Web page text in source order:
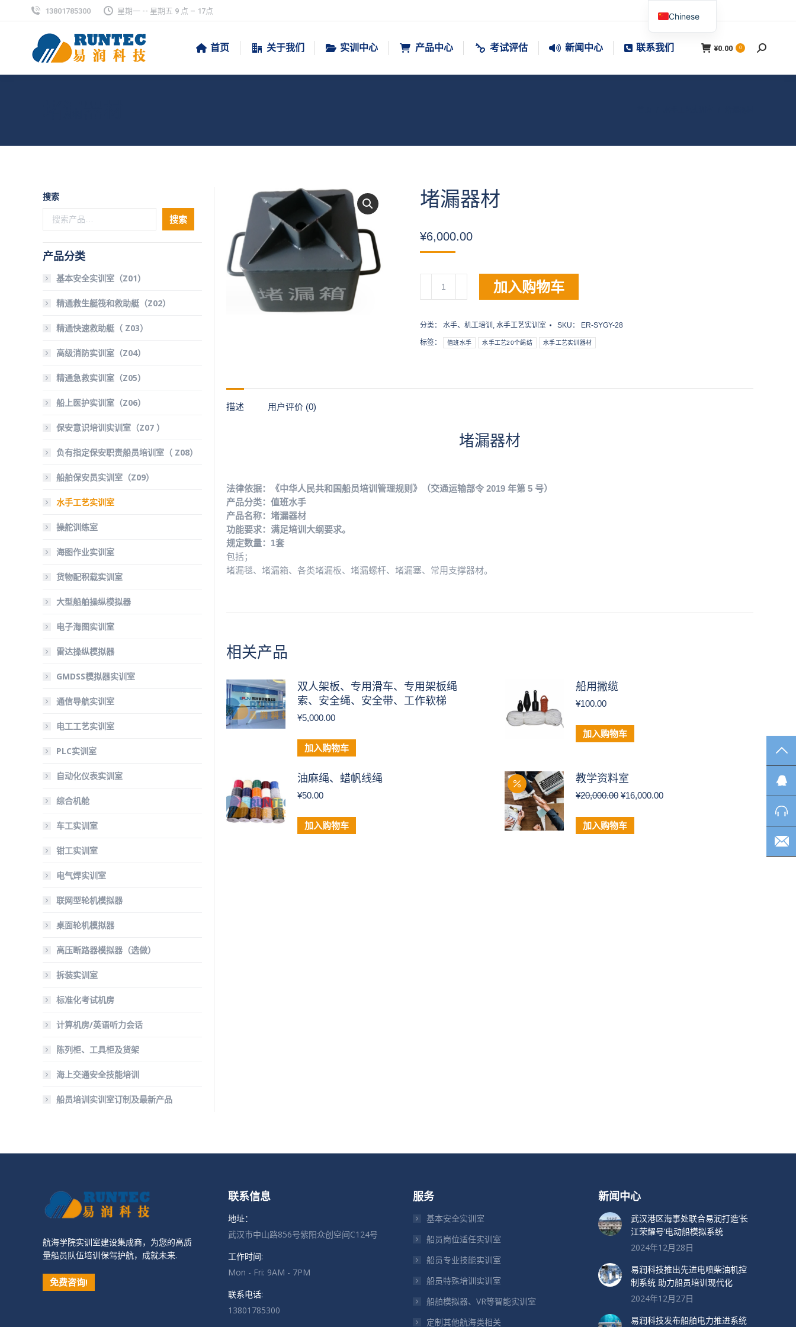
13801785300 星期一 -- 星期五 9 点 – 17点
首页 关于我们 实训中心 产品中心 考试评估 新闻中心 联系我们 ¥0.00 0
搜
堵漏器材
¥6,000.00
材
量
加入购物车
分类： 水手、机工培训 , 水手工艺实训室 SKU： ER-SYGY-28
标签： 值班水手 水手工艺20个绳结 水手工艺实训器材
描述 用户评价 (0)
堵漏器材
法律依据：《中华人民共和国船员培训管理规则》（交通运输部令 2019 年第 5 号）
产品分类：值班水手
产品名称：堵漏器材
功能要求：满足培训大纲要求。
规定数量：1套
包括；
堵漏毯、堵漏箱、各类堵漏板、堵漏螺杆、堵漏塞、常用支撑器材。
相关产品
双人架板、专用滑车、专用架板绳
索、安全绳、安全带、工作软梯
¥5,000.00
加入购物车
船用撇缆
¥100.00
加入购物车
油麻绳、蜡帆线绳
¥50.00
加入购物车
教学资料室
¥20,000.00 原
为：
¥20,000.00。
¥16,000.00当
加入购物车
搜索
搜索
产品分类
基本安全实训室（Z01）
精通救生艇筏和救助艇（Z02）
精通快速救助艇（ Z03）
高级消防实训室（Z04）
精通急救实训室（Z05）
船上医护实训室（Z06）
保安意识培训实训室（Z07 ）
负有指定保安职责船员培训室（ Z08）
船舶保安员实训室（Z09）
水手工艺实训室
操舵训练室
海图作业实训室
货物配积载实训室
大型船舶操纵模拟器
电子海图实训室
雷达操纵模拟器
GMDSS模拟器实训室
通信导航实训室
电工工艺实训室
PLC实训室
自动化仪表实训室
综合机舱
车工实训室
钳工实训室
电气焊实训室
联网型轮机模拟器
桌面轮机模拟器
高压断路器模拟器（选做）
拆装实训室
标准化考试机房
计算机房/英语听力会话
陈列柜、工具柜及货架
海上交通安全技能培训
船员培训实训室订制及最新产品
航海学院实训室建设集成商，为您的高质
量船员队伍培训保驾护航，成就未来.
免费咨询!
联系信息
地址：
武汉市中山路856号紫阳众创空间C124号
工作时间:
Mon - Fri: 9AM - 7PM
联系电话:
13801785300
服务
基本安全实训室
船员岗位适任实训室
船员专业技能实训室
船员特殊培训实训室
船舶模拟器、VR等智能实训室
定制其他航海类相关
新闻中心
武汉港区海事处联合易润打造’长
江荣耀号’电动船模拟系统
2024年12月28日
易润科技推出先进电喷柴油机控
制系统 助力船员培训现代化
2024年12月27日
易润科技发布船舶电力推进系统
Chinese